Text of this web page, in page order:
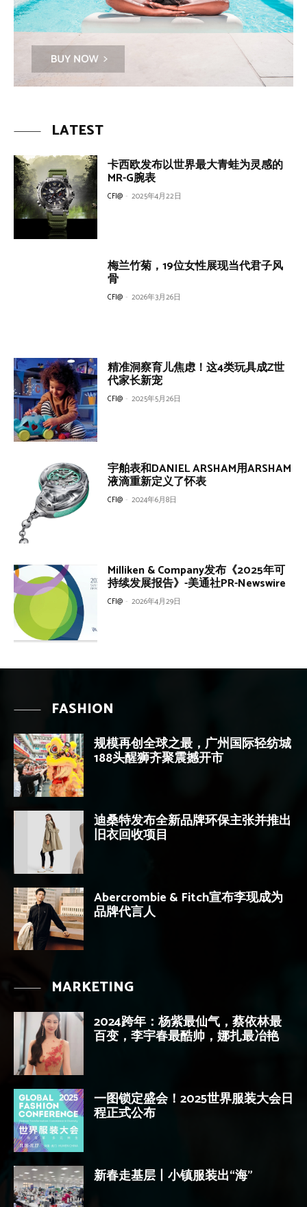
LATEST
卡西欧发布以世界最大青蛙为灵感的
MR-G腕表
CFI@ - 2025年4月22日
梅兰竹菊，19位女性展现当代君子风
骨
CFI@ - 2026年3月26日
精准洞察育儿焦虑！这4类玩具成Z世
代家长新宠
CFI@ - 2025年5月26日
宇舶表和DANIEL ARSHAM用ARSHAM
液滴重新定义了怀表
CFI@ - 2024年6月8日
Milliken & Company发布《2025年可
持续发展报告》-美通社PR-Newswire
CFI@ - 2026年4月29日
FASHION
规模再创全球之最，广州国际轻纺城
188头醒狮齐聚震撼开市
迪桑特发布全新品牌环保主张并推出
旧衣回收项目
Abercrombie & Fitch宣布李现成为
品牌代言人
MARKETING
2024跨年：杨紫最仙气，蔡依林最
百变，李宇春最酷帅，娜扎最冶艳
一图锁定盛会！2025世界服装大会日
程正式公布
新春走基层丨小镇服装出“海”